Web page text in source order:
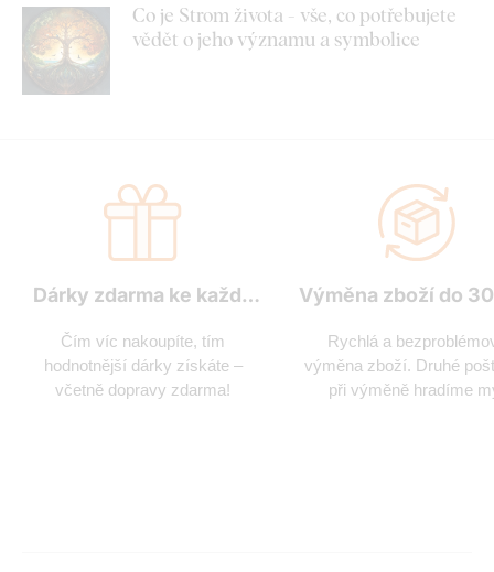
Co je Strom života - vše, co potřebujete
vědět o jeho významu a symbolice
Dárky zdarma ke každé
Čím víc nakoupíte, tím
hodnotnější dárky získáte –
včetně dopravy zdarma!
Výměna zboží do
Rychlá a
výměna zboží. Druhé
při výměně hradíme